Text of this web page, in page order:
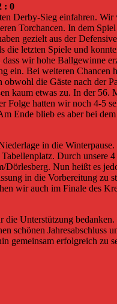
: 0
Derby-Sieg einfahren. Wir
Torchancen. In dem
gezielt aus der
die letzten Spiele und
wir hohe Ballgewinne
ein. Bei weiteren Chancen
die Gäste nach der
kaum etwas zu. In der 56.
Folge hatten wir noch 4-5
Ende blieb es aber bei
in die
Durch unsere
Nun heißt es
in die Vorbereitung zu
wir auch im Finale des
die Unterstützung
schönen Jahresabschluss
gemeinsam erfolgreich zu